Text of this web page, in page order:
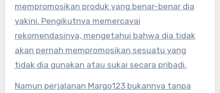
mempromosikan produk yang benar-benar dia
yakini. Pengikutnya memercayai
rekomendasinya, mengetahui bahwa dia tidak
akan pernah mempromosikan sesuatu yang
tidak dia gunakan atau sukai secara pribadi.
Namun perjalanan Margo123 bukannya tanpa